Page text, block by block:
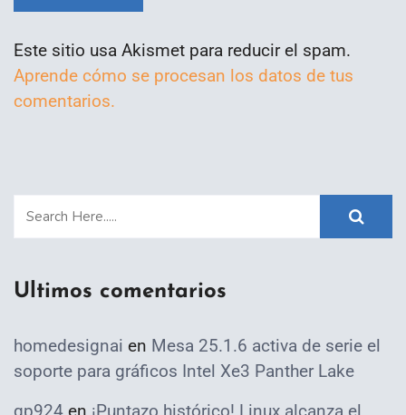
Este sitio usa Akismet para reducir el spam.
Aprende cómo se procesan los datos de tus
comentarios.
Ultimos comentarios
homedesignai en Mesa 25.1.6 activa de serie el
soporte para gráficos Intel Xe3 Panther Lake